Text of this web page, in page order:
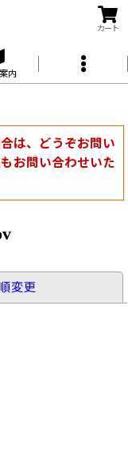
カート
内
は、どうぞお問い
お問い合わせいた
変更